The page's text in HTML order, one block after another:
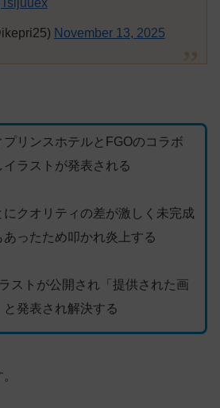
November 13, 2025
リンスホテルとFGOのコラボ
ラストが発表される
にクオリティの差が激しく未完成
ったため叩かれ炎上する
ストが公開され「提供された画
発表され解決する